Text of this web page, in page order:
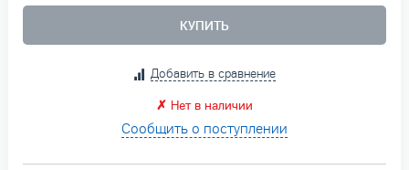
КУПИТЬ
Добавить в сравнение
✗ Нет в наличии
Сообщить о поступлении